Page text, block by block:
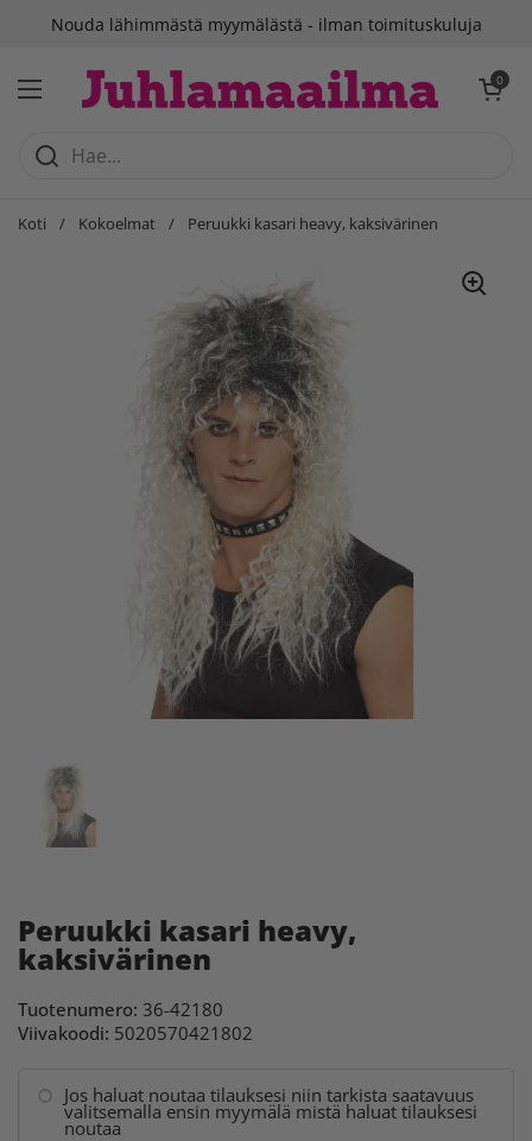
Siirry sisältöön
Nouda lähimmästä myymälästä - ilman toimituskuluja
Avaa valikko
Avaa 0
Koti / Kokoelmat / Peruukki kasari heavy, kaksivärinen
Peruukki kasari heavy,
kaksivärinen
Tuotenumero: 36-42180
Viivakoodi: 5020570421802
Jos haluat noutaa tilauksesi niin tarkista saatavuus
valitsemalla ensin myymälä mistä haluat tilauksesi
noutaa